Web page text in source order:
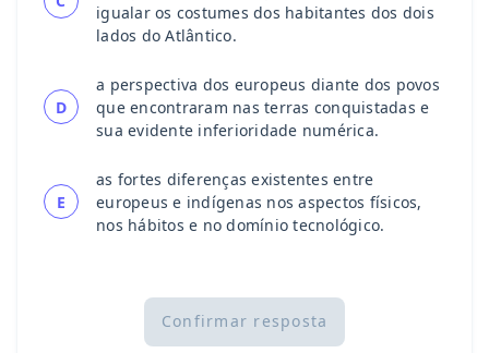
igualar os costumes dos habitantes dos dois
lados do Atlântico.
D
a perspectiva dos europeus diante dos povos
que encontraram nas terras conquistadas e
sua evidente inferioridade numérica.
E
as fortes diferenças existentes entre
europeus e indígenas nos aspectos físicos,
nos hábitos e no domínio tecnológico.
Confirmar resposta